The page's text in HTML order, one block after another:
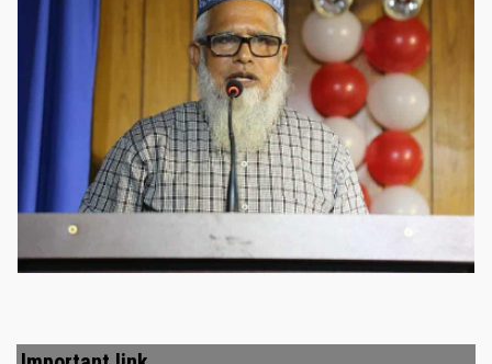
নবীনবরণ - ২০২৫